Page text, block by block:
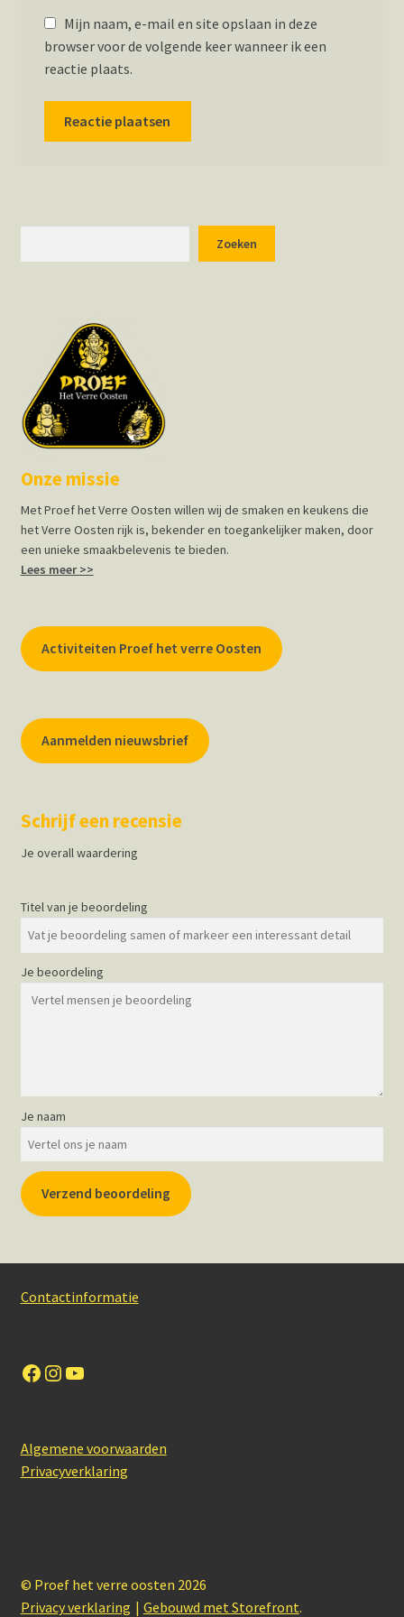
Mijn naam, e-mail en site opslaan in deze
browser voor de volgende keer wanneer ik een
reactie plaats.
Zoeken
Onze missie
Met Proef het Verre Oosten willen wij de smaken en keukens die
het Verre Oosten rijk is, bekender en toegankelijker maken, door
een unieke smaakbelevenis te bieden.
Lees meer >>
Activiteiten Proef het verre Oosten
Aanmelden nieuwsbrief
Schrijf een recensie
Je overall waardering
Titel van je beoordeling
Je beoordeling
Je naam
Verzend beoordeling
Contactinformatie
Facebook
Instagram
YouTube
Algemene voorwaarden
Privacyverklaring
© Proef het verre oosten 2026
Privacy verklaring
Gebouwd met Storefront.